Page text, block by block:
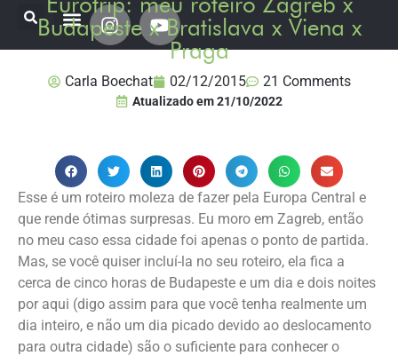
Budapeste x Bratislava x Viena x
Praga
Carla Boechat 02/12/2015 21 Comments
Atualizado em21/10/2022
Esse é um roteiro moleza de fazer pela Europa Central e
que rende ótimas surpresas. Eu moro em Zagreb, então
no meu caso essa cidade foi apenas o ponto de partida.
Mas, se você quiser incluí-la no seu roteiro, ela fica a
cerca de cinco horas de Budapeste e um dia e dois noites
por aqui (digo assim para que você tenha realmente um
dia inteiro, e não um dia picado devido ao deslocamento
para outra cidade) são o suficiente para conhecer o